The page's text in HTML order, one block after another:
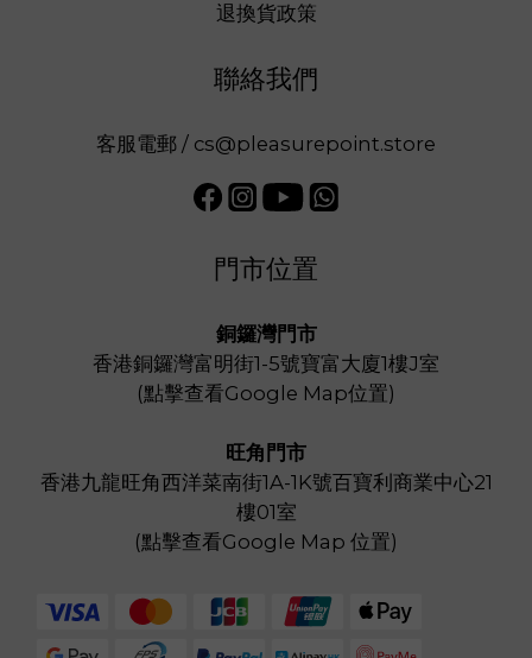
退換貨政策
聯絡我們
客服電郵 / cs@pleasurepoint.store
門市位置
銅鑼灣門市
香港銅鑼灣富明街1-5號寶富大廈1樓J室
(點擊查看Google Map位置)
旺角門市
香港九龍旺角西洋菜南街1A-1K號百寶利商業中心21
樓01室
(點擊查看Google Map 位置)